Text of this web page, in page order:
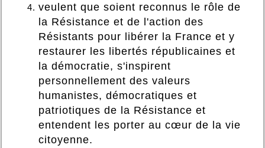
veulent que soient reconnus le rôle de
la Résistance et de l'action des
Résistants pour libérer la France et y
restaurer les libertés républicaines et
la démocratie, s'inspirent
personnellement des valeurs
humanistes, démocratiques et
patriotiques de la Résistance et
entendent les porter au cœur de la vie
citoyenne.